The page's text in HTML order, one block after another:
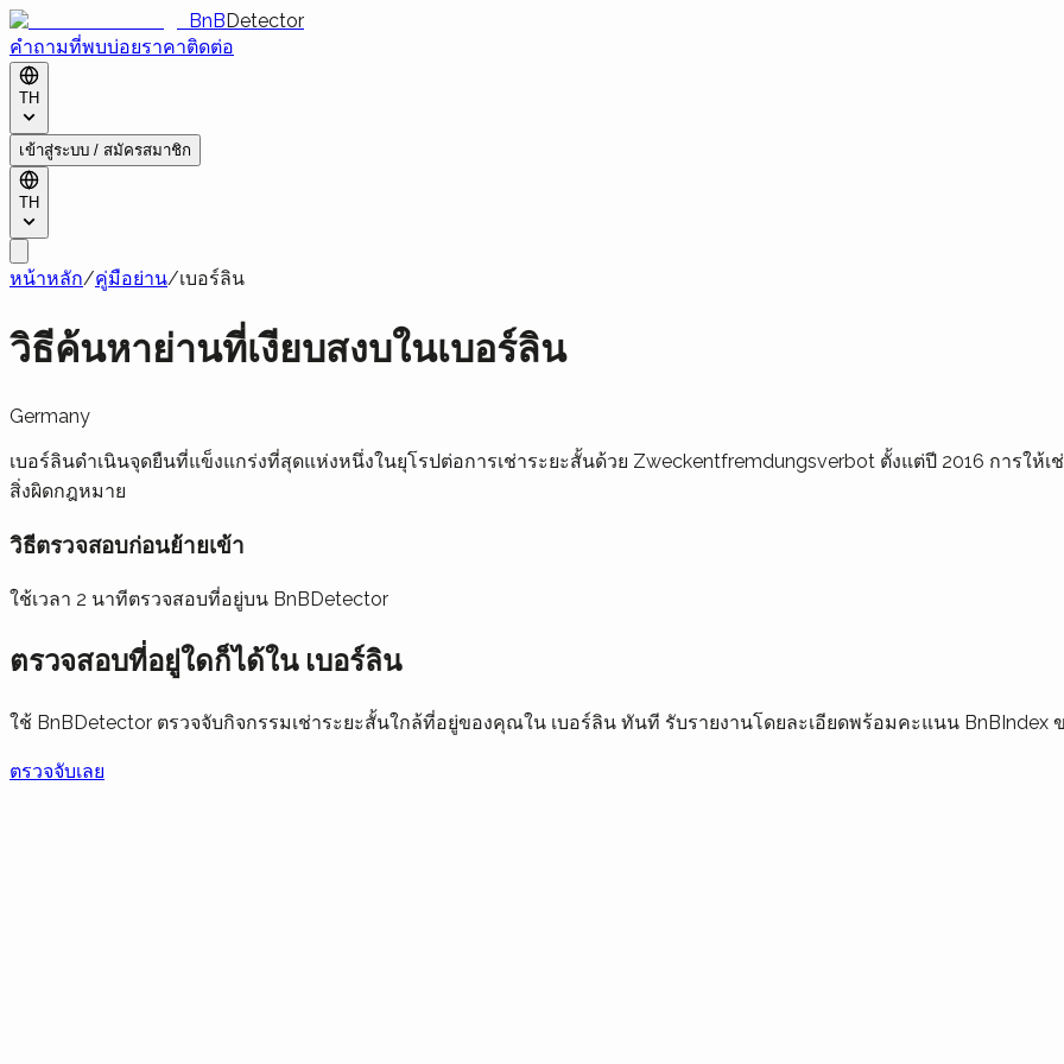
BnBDetector
คำถามที่พบบ่อยราคาติดต่อ
TH
เข้าสู่ระบบ / สมัครสมาชิก
TH
หน้าหลัก/คู่มือย่าน/เบอร์ลิน
วิธีค้นหาย่านที่เงียบสงบในเบอร์ลิน
Germany
เบอร์ลินดำเนินจุดยืนที่แข็งแกร่งที่สุดแห่งหนึ่งในยุโรปต่อการเช่าระยะสั้นด้วย Zweckentfremdungsverbot ตั้งแต่ปี 2016 การให้
สิ่งผิดกฎหมาย
วิธีตรวจสอบก่อนย้ายเข้า
ใช้เวลา 2 นาทีตรวจสอบที่อยู่บน BnBDetector
ตรวจสอบที่อยู่ใดก็ได้ใน เบอร์ลิน
ใช้ BnBDetector ตรวจจับกิจกรรมเช่าระยะสั้นใกล้ที่อยู่ของคุณใน เบอร์ลิน ทันที รับรายงานโดยละเอียดพร้อมคะแนน BnBIndex
ตรวจจับเลย